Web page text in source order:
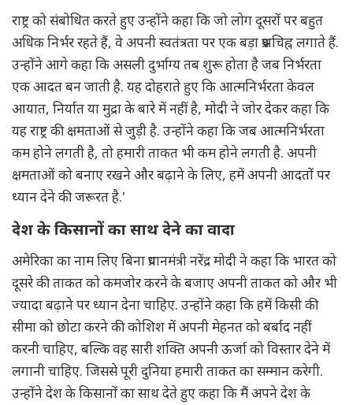
राष्ट्र को संबोधित करते हुए उन्होंने कहा कि जो लोग दूसरों पर बहुत
अधिक निर्भर रहते हैं, वे अपनी स्वतंत्रता पर एक बड़ा प्रश्नचिह्न लगाते हैं.
उन्होंने आगे कहा कि असली दुर्भाग्य तब शुरू होता है जब निर्भरता
एक आदत बन जाती है. यह दोहराते हुए कि आत्मनिर्भरता केवल
आयात, निर्यात या मुद्रा के बारे में नहीं है, मोदी ने जोर देकर कहा कि
यह राष्ट्र की क्षमताओं से जुड़ी है. उन्होंने कहा कि जब आत्मनिर्भरता
कम होने लगती है, तो हमारी ताकत भी कम होने लगती है. अपनी
क्षमताओं को बनाए रखने और बढ़ाने के लिए, हमें अपनी आदतों पर
ध्यान देने की जरूरत है.'
देश के किसानों का साथ देने का वादा
अमेरिका का नाम लिए बिना प्रधानमंत्री नरेंद्र मोदी ने कहा कि भारत को
दूसरे की ताकत को कमजोर करने के बजाए अपनी ताकत को और भी
ज्यादा बढ़ाने पर ध्यान देना चाहिए. उन्होंने कहा कि हमें किसी की
सीमा को छोटा करने की कोशिश में अपनी मेहनत को बर्बाद नहीं
करनी चाहिए, बल्कि वह सारी शक्ति अपनी ऊर्जा को विस्तार देने में
लगानी चाहिए. जिससे पूरी दुनिया हमारी ताकत का सम्मान करेगी.
उन्होंने देश के किसानों का साथ देते हुए कहा कि मैं अपने देश के